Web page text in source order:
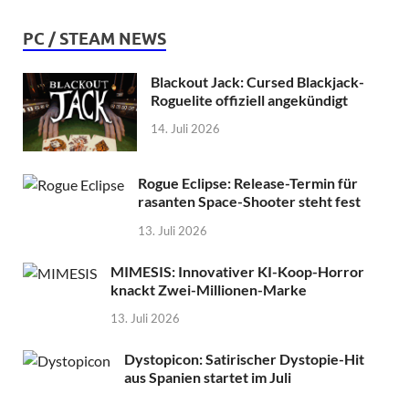
PC / STEAM NEWS
Blackout Jack: Cursed Blackjack-
Roguelite offiziell angekündigt
14. Juli 2026
Rogue Eclipse: Release-Termin für
rasanten Space-Shooter steht fest
13. Juli 2026
MIMESIS: Innovativer KI-Koop-Horror
knackt Zwei-Millionen-Marke
13. Juli 2026
Dystopicon: Satirischer Dystopie-Hit
aus Spanien startet im Juli